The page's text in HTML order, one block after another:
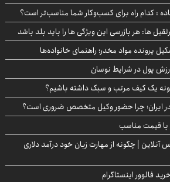
: کدام راه برای کسب‌وکار شما مناسب‌تر است؟
ها: هر بازرسی این ویژگی ها را باید بلد باشد
پول در شرایط نوسان
یک کیف مرتب و سبک داشته باشیم؟
در ایران؛ چرا حضور وکیل متخصص ضروری است؟
با قیمت مناسب
آنلاین | چگونه از مهارت زبان خود درآمد دلاری
فالوور اینستاگرام